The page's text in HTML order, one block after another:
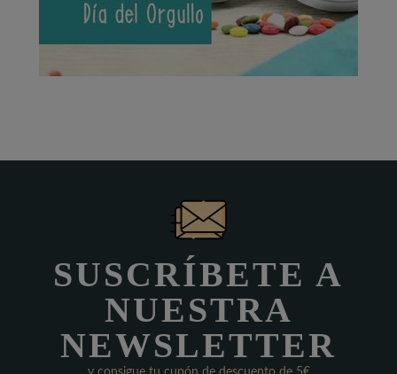
SUSCRÍBETE A
NUESTRA
NEWSLETTER